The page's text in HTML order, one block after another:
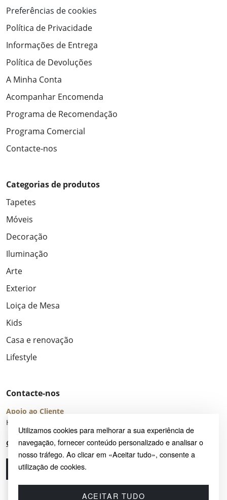
Utilizamos cookies para melhorar a sua experiência de
navegação, fornecer conteúdo personalizado e analisar o
nosso tráfego. Ao clicar em «Aceitar tudo», consente a
utilização de cookies.
ACEITAR TUDO
Preferências de cookies
Política de Privacidade
Informações de Entrega
Política de Devoluções
A Minha Conta
Acompanhar Encomenda
Programa de Recomendação
Programa Comercial
Contacte-nos
Categorias de produtos
Tapetes
Móveis
Decoração
Iluminação
Arte
Exterior
Loiça de Mesa
Kids
Casa e renovação
Lifestyle
Contacte-nos
Apoio ao Cliente
Horário de Atendimento: seg – sex 8:00 – 16:00 (UTC+2)
Centro de Ajuda
Ligue-nos